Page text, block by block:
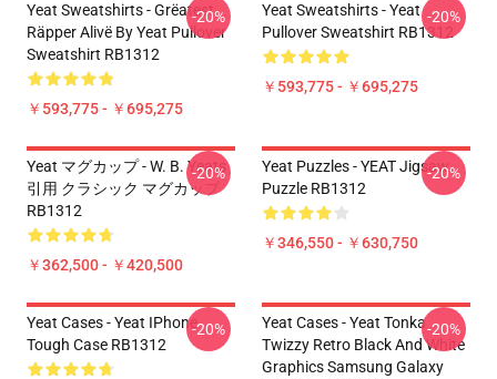
Yeat Sweatshirts - Grëatest
Räpper Alivë By Yeat Pullover
Sweatshirt RB1312
￥593,775 - ￥695,275
-20%
Yeat Sweatshirts - Yeat
Pullover Sweatshirt RB1312
￥593,775 - ￥695,275
-20%
Yeat マグカップ - W. B. Yeats
引用 クラシック マグカップ
RB1312
￥362,500 - ￥420,500
-20%
Yeat Puzzles - YEAT Jigsaw
Puzzle RB1312
￥346,550 - ￥630,750
-20%
Yeat Cases - Yeat IPhone
Tough Case RB1312
-20%
Yeat Cases - Yeat Tonka
Twizzy Retro Black And White
Graphics Samsung Galaxy
-20%